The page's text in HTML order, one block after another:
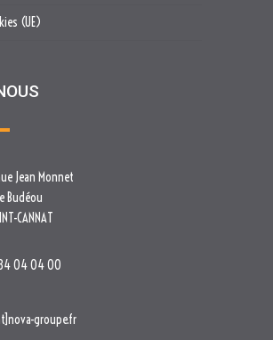
(UE)
Jean Monnet
Budéou
CANNAT
04 04 00
groupe.fr